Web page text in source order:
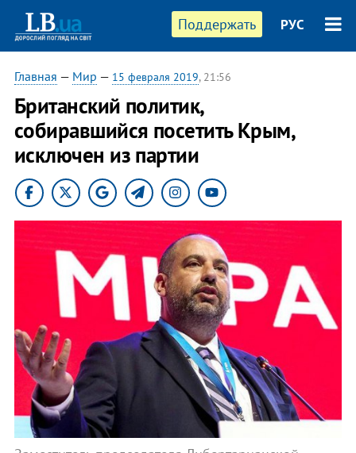
Поддержать РУС
Главная — Мир — 15 февраля 2019, 21:56
Британский политик,
собиравшийся посетить Крым,
исключен из партии